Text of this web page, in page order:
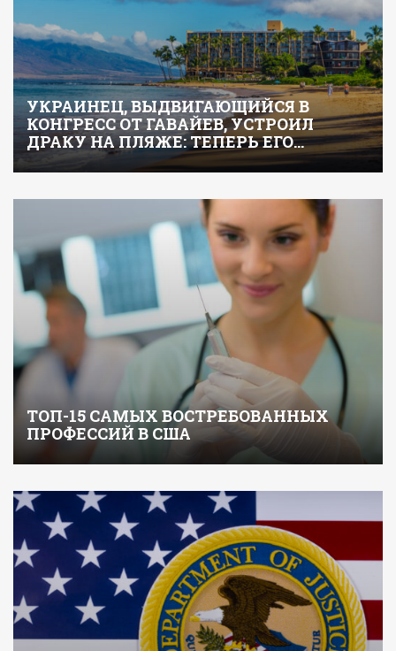
УКРАИНЕЦ, ВЫДВИГАЮЩИЙСЯ В
КОНГРЕСС ОТ ГАВАЙЕВ, УСТРОИЛ
ДРАКУ НА ПЛЯЖЕ: ТЕПЕРЬ ЕГО…
ТОП-15 САМЫХ ВОСТРЕБОВАННЫХ
ПРОФЕССИЙ В США